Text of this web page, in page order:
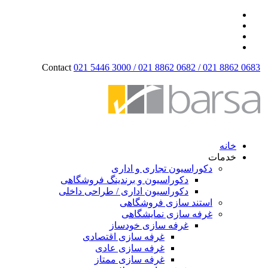
Contact 021 5446 3000 / 021 8862 0682 / 021 8862 0683
خانه
خدمات
دکوراسیون تجاری و اداری
دکوراسیون و برندینگ فروشگاهی
دکوراسیون اداری / طراحی داخلی
استند سازی فروشگاهی
غرفه سازی نمایشگاهی
غرفه سازی خودساز
غرفه سازی اقتصادی
غرفه سازی عادی
غرفه سازی ممتاز